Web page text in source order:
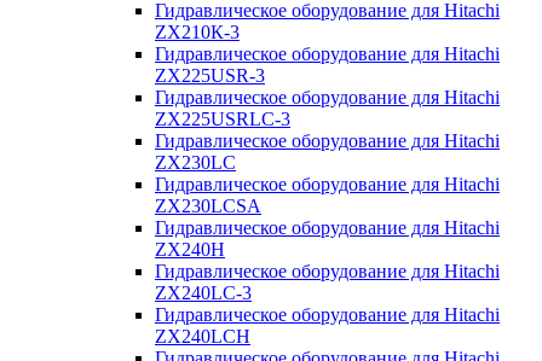
Гидравлическое оборудование для Hitachi
ZX210К-3
Гидравлическое оборудование для Hitachi
ZX225USR-3
Гидравлическое оборудование для Hitachi
ZX225USRLC-3
Гидравлическое оборудование для Hitachi
ZX230LC
Гидравлическое оборудование для Hitachi
ZX230LCSA
Гидравлическое оборудование для Hitachi
ZX240H
Гидравлическое оборудование для Hitachi
ZX240LC-3
Гидравлическое оборудование для Hitachi
ZX240LCH